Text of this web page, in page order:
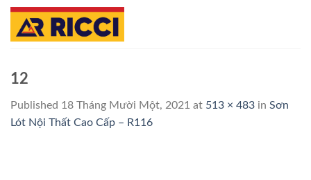
Skip
content
12
Published 18 Tháng Mười Một, 2021 at 513 × 483 in Sơn
Lót Nội Thất Cao Cấp – R116